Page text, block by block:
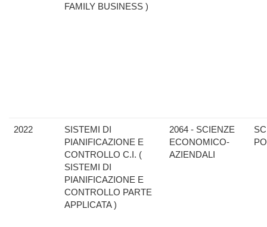
FAMILY BUSINESS )
2022
SISTEMI DI
PIANIFICAZIONE E
CONTROLLO C.I. (
SISTEMI DI
PIANIFICAZIONE E
CONTROLLO PARTE
APPLICATA )
2064 - SCIENZE
ECONOMICO-
AZIENDALI